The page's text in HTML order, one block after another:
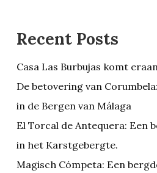
Recent Posts
Casa Las Burbujas komt
De betovering van
in de Bergen van Málaga
El Torcal de Antequera: Een
in het Karstgebergte.
Magisch Cómpeta: Een